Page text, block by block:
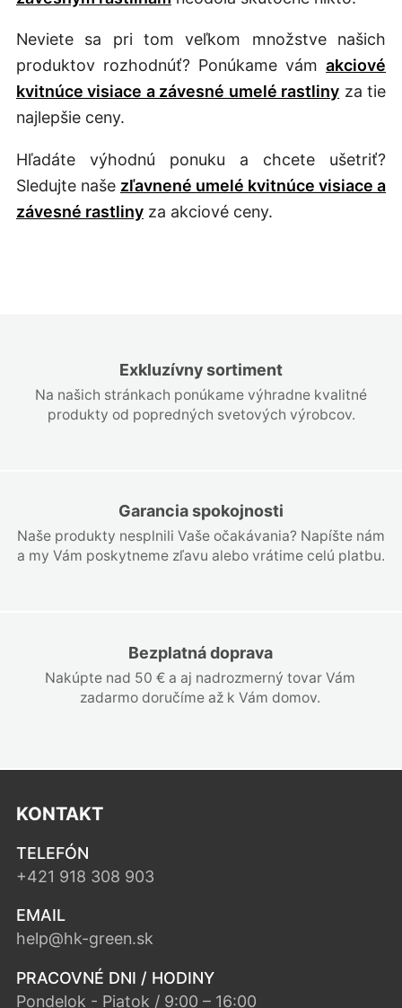
Exkluzívny sortiment
Na našich stránkach ponúkame výhradne kvalitné
produkty od popredných svetových výrobcov.
Garancia spokojnosti
Naše produkty nesplnili Vaše očakávania? Napíšte nám
a my Vám poskytneme zľavu alebo vrátime celú platbu.
Bezplatná doprava
Nakúpte nad 50 € a aj nadrozmerný tovar Vám
zadarmo doručíme až k Vám domov.
Neviete sa pri tom veľkom množstve našich
produktov rozhodnúť? Ponúkame vámakciové
kvitnúce visiace a závesné umelé rastliny za tie
najlepšie ceny.
Hľadáte výhodnú ponuku a chcete ušetriť?
Sledujte naše zľavnené umelé kvitnúce visiace a
závesné rastlinyza akciové ceny.
KONTAKT
TELEFÓN
+421 918 308 903
EMAIL
help@hk-green.sk
PRACOVNÉ DNI / HODINY
Pondelok - Piatok / 9:00 – 16:00